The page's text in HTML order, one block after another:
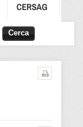
CERSAG